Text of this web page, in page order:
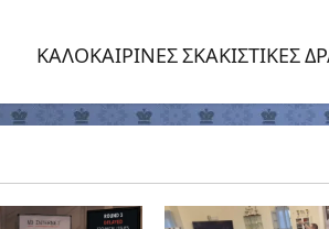
ΚΑΛΟΚΑΙΡΙΝΕΣ ΣΚΑΚΙΣΤΙΚΕΣ